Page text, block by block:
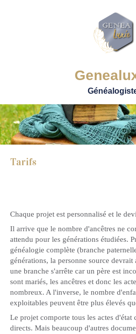
Tarifs
Chaque projet est personnalisé et le
Il arrive que le nombre d'ancêtres ne
attendu pour les générations étudiées.
généalogie complète (branche
générations, la personne source
une branche s'arrête car un père est
sont mariés, les ancêtres et donc les
nombreux. A l'inverse, le nombre
exploitables peuvent être plus élevés
Le projet comporte tous les actes d'état
directs. Mais beaucoup d'autres